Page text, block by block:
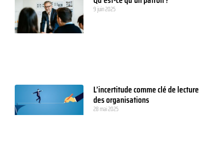
9 juin 2025
L’incertitude comme clé de lecture
des organisations
28 mai 2025